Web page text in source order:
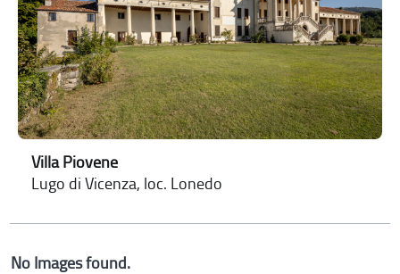
Villa Piovene
Lugo di Vicenza, loc. Lonedo
No Images found.